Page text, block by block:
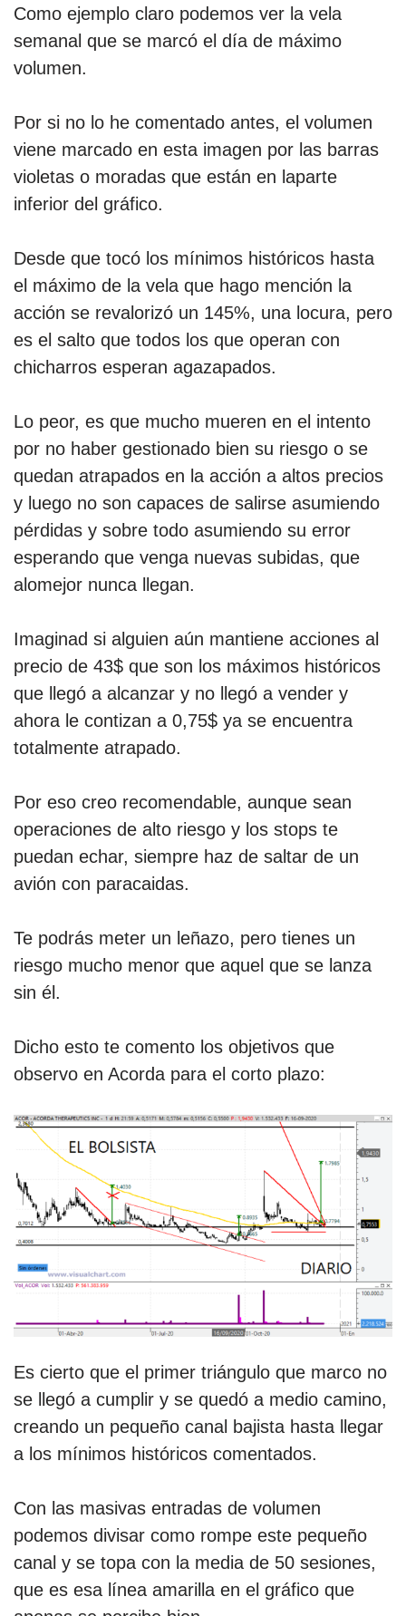
Como ejemplo claro podemos ver la vela
semanal que se marcó el día de máximo
volumen.
Por si no lo he comentado antes, el volumen
viene marcado en esta imagen por las barras
violetas o moradas que están en laparte
inferior del gráfico.
Desde que tocó los mínimos históricos hasta
el máximo de la vela que hago mención la
acción se revalorizó un 145%, una locura, pero
es el salto que todos los que operan con
chicharros esperan agazapados.
Lo peor, es que mucho mueren en el intento
por no haber gestionado bien su riesgo o se
quedan atrapados en la acción a altos precios
y luego no son capaces de salirse asumiendo
pérdidas y sobre todo asumiendo su error
esperando que venga nuevas subidas, que
alomejor nunca llegan.
Imaginad si alguien aún mantiene acciones al
precio de 43$ que son los máximos históricos
que llegó a alcanzar y no llegó a vender y
ahora le contizan a 0,75$ ya se encuentra
totalmente atrapado.
Por eso creo recomendable, aunque sean
operaciones de alto riesgo y los stops te
puedan echar, siempre haz de saltar de un
avión con paracaidas.
Te podrás meter un leñazo, pero tienes un
riesgo mucho menor que aquel que se lanza
sin él.
Dicho esto te comento los objetivos que
observo en Acorda para el corto plazo:
Es cierto que el primer triángulo que marco no
se llegó a cumplir y se quedó a medio camino,
creando un pequeño canal bajista hasta llegar
a los mínimos históricos comentados.
Con las masivas entradas de volumen
podemos divisar como rompe este pequeño
canal y se topa con la media de 50 sesiones,
que es esa línea amarilla en el gráfico que